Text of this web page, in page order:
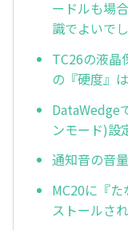
ードルも場
識でよいで
TC26の液晶
の『硬度』
DataWedge
ンモード)設
通知音の音
MC20に『
ストールさ